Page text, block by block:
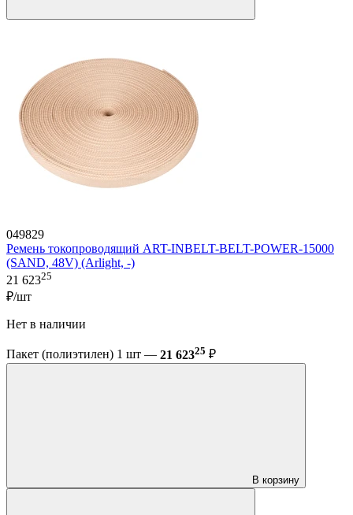
049829
Ремень токопроводящий ART-INBELT-BELT-POWER-15000
(SAND, 48V) (Arlight, -)
21 62325
₽/шт
Нет в наличии
Пакет (полиэтилен) 1 шт — 21 62325 ₽
В корзину